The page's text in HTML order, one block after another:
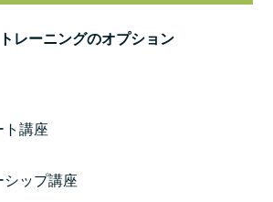
レーニングのオプション
ト講座
シップ講座